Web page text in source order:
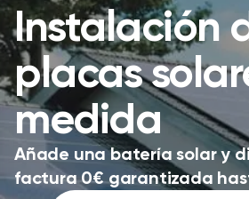
Instalación
placas
medida
Añade una batería solar y
factura 0€ garantizada